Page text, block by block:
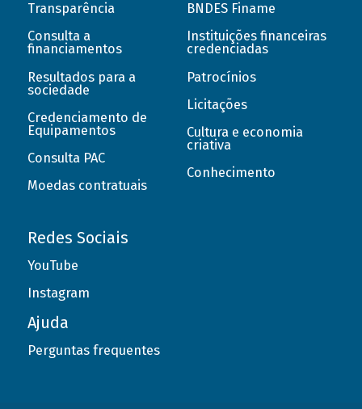
Transparência
Consulta a
financiamentos
Resultados para a
sociedade
Credenciamento de
Equipamentos
Consulta PAC
Moedas contratuais
BNDES Finame
Instituições financeiras
credenciadas
Patrocínios
Licitações
Cultura e economia
criativa
Conhecimento
Redes Sociais
YouTube
Instagram
Ajuda
Perguntas frequentes